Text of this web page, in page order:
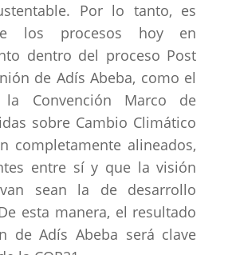
Por lo tanto, es
los procesos hoy en
dentro del proceso Post
de Adís Abeba, como el
Convención Marco de
sobre Cambio Climático
completamente alineados,
entre sí y que la visión
sean la de desarrollo
esta manera, el resultado
de Adís Abeba será clave